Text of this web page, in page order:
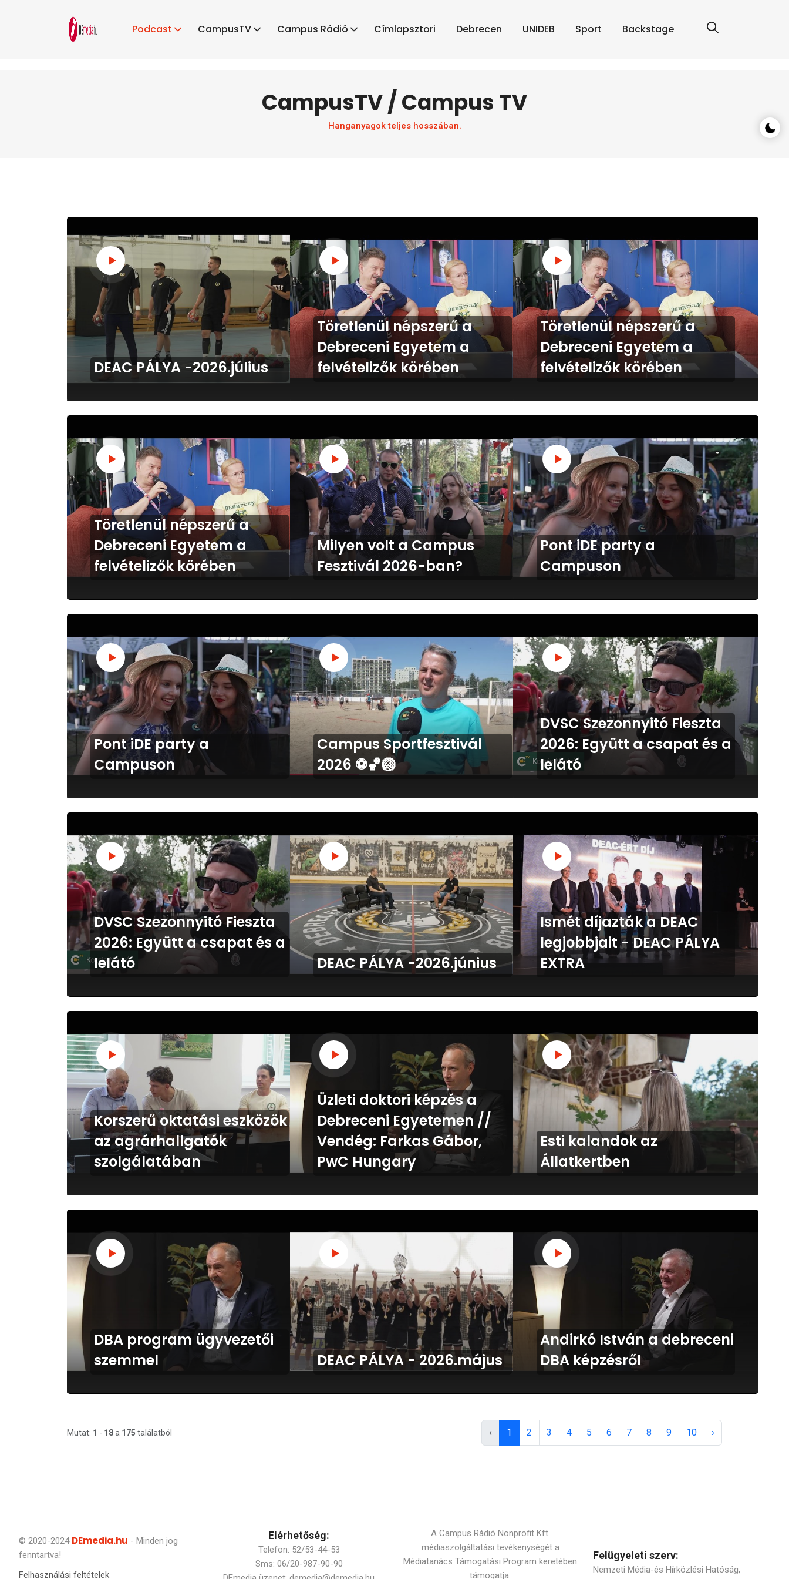
Podcast CampusTV Campus Rádió Címlapsztori Debrecen UNIDEB Sport Backstage
CampusTV / Campus TV
Hanganyagok teljes hosszában.
DEAC PÁLYA -2026.július
Töretlenül népszerű a
Debreceni Egyetem a
felvételizők körében
Töretlenül népszerű a
Debreceni Egyetem a
felvételizők körében
Töretlenül népszerű a
Debreceni Egyetem a
felvételizők körében
Milyen volt a Campus
Fesztivál 2026-ban?
Pont iDE party a
Campuson
Pont iDE party a
Campuson
Campus Sportfesztivál
2026 ⚽️🏀🏐
DVSC Szezonnyitó Fieszta
2026: Együtt a csapat és a
lelátó
DVSC Szezonnyitó Fieszta
2026: Együtt a csapat és a
lelátó
DEAC PÁLYA -2026.június
Ismét díjazták a DEAC
legjobbjait - DEAC PÁLYA
EXTRA
Korszerű oktatási eszközök
az agrárhallgatók
szolgálatában
Üzleti doktori képzés a
Debreceni Egyetemen //
Vendég: Farkas Gábor,
PwC Hungary
Esti kalandok az
Állatkertben
DBA program ügyvezetői
szemmel
DEAC PÁLYA - 2026.május
Andirkó István a debreceni
DBA képzésről
Mutat: 1 - 18a 175 találatból ‹ 1 2 3 4 5 6 7 8 9 10 ›
© 2020-2024 DEmedia.hu - Minden jog
fenntartva!
Felhasználási feltételek
Elérhetőség:
Telefon: 52/53-44-53
Sms: 06/20-987-90-90
A Campus Rádió Nonprofit Kft.
médiaszolgáltatási tevékenységét a
Médiatanács Támogatási Program keretében
támogatja:
Felügyeleti szerv:
Nemzeti Média-és Hírközlési Hatóság,